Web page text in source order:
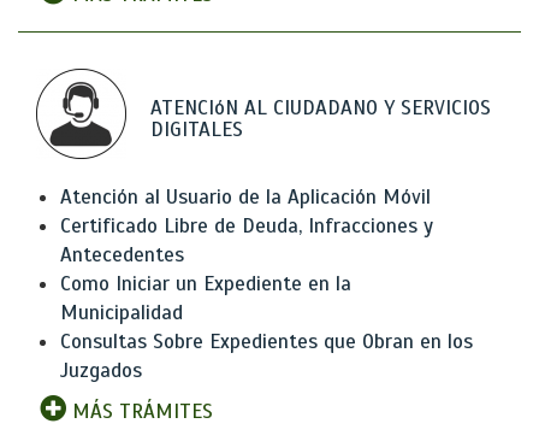
ATENCIóN AL CIUDADANO Y SERVICIOS
DIGITALES
Atención al Usuario de la Aplicación Móvil
Certificado Libre de Deuda, Infracciones y
Antecedentes
Como Iniciar un Expediente en la
Municipalidad
Consultas Sobre Expedientes que Obran en los
Juzgados
MÁS TRÁMITES